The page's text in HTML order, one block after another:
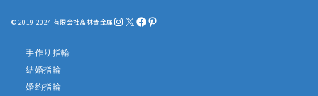
© 2019-2024 有限会社髙林貴金属InstagramX Facebook Pinterest
手作り指輪
結婚指輪
婚約指輪